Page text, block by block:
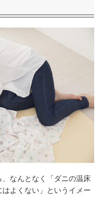
なんとなく「ダニの温床
よくない」というイメー